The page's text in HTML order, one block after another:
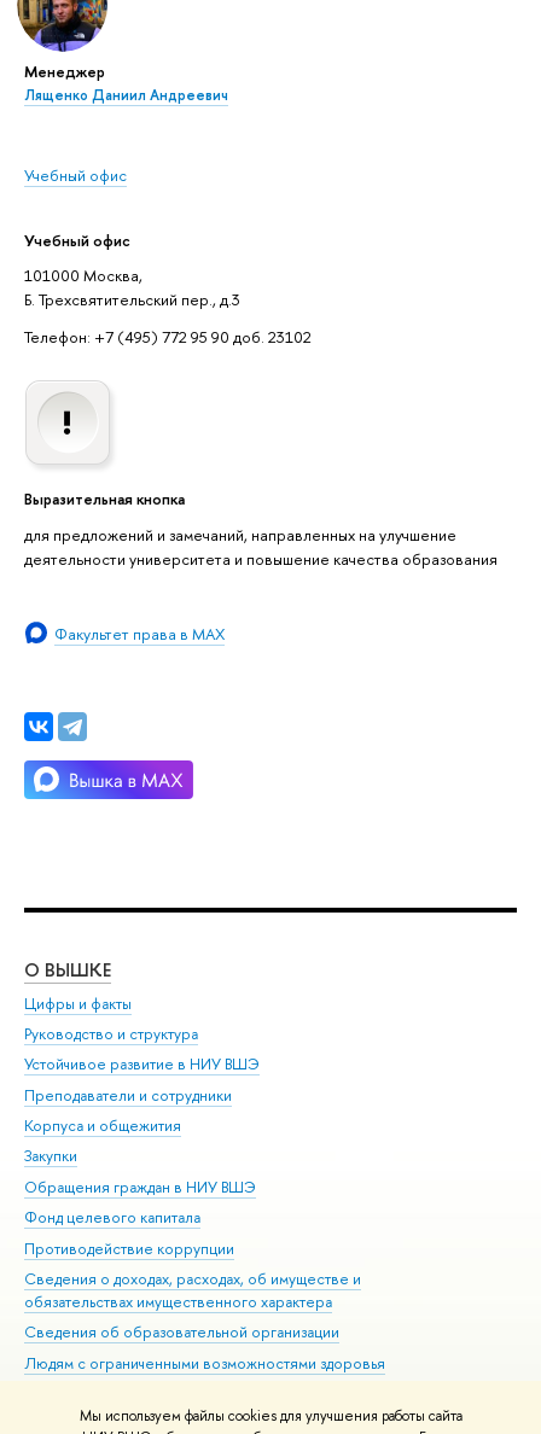
Мы используем файлы cookies для улучшения работы сайта
Менеджер
Лященко Даниил Андреевич
Учебный офис
Учебный офис
101000 Москва,
Б. Трехсвятительский пер., д.3
Телефон: +7 (495) 772 95 90 доб. 23102
Выразительная кнопка
для предложений и замечаний, направленных на улучшение
деятельности университета и повышение качества образования
Факультет права в MAX
О ВЫШКЕ
Цифры и факты
Руководство и структура
Устойчивое развитие в НИУ ВШЭ
Преподаватели и сотрудники
Корпуса и общежития
Закупки
Обращения граждан в НИУ ВШЭ
Фонд целевого капитала
Противодействие коррупции
Сведения о доходах, расходах, об имуществе и
обязательствах имущественного характера
Сведения об образовательной организации
Людям с ограниченными возможностями здоровья
Работа в Вышке